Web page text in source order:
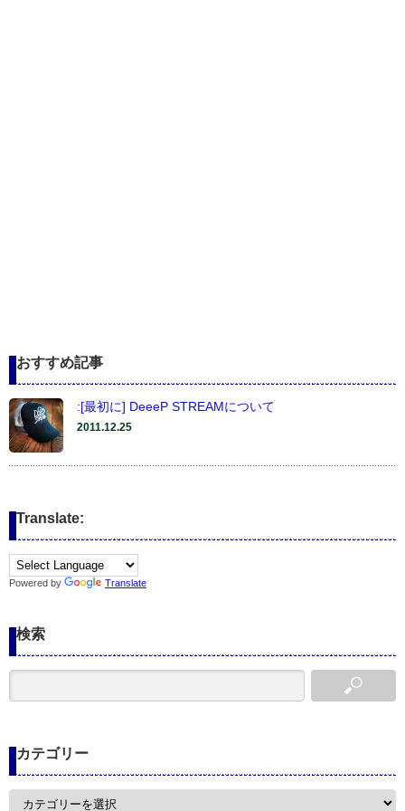
おすすめ記事
:[最初に] DeeeP STREAMについて
2011.12.25
Translate:
Powered by Translate
検索
カテゴリー
カ